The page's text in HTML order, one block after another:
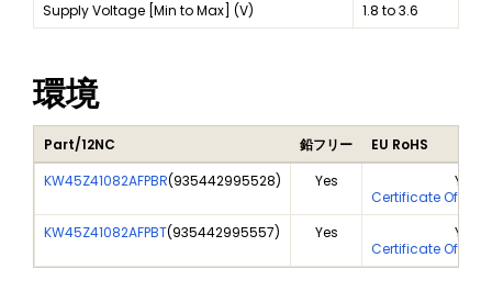
Supply Voltage [Min to Max] (V)
1.8 to 3.6
環境
Part/12NC 鉛フリー
EU RoHS
KW45Z41082AFPBR(935442995528) Yes
Yes
Certificate Of
KW45Z41082AFPBT(935442995557) Yes
Yes
Certificate Of